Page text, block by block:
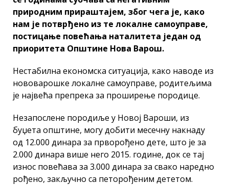
природним прираштајем, због чега је, како
нам је потврђено из те локалне самоуправе,
постицање повећања наталитета један од
приоритета Општине Нова Варош.
Нестабилна економска ситуација, како наводе из
нововарошке локалне самоуправе, родитељима
је највећа препрека за проширење породице.
Незапослене породиље у Новој Вароши, из
буџета општине, могу добити месечну накнаду
од 12.000 динара за прворођено дете, што је за
2.000 динара више него 2015. године, док се тај
износ повећава за 3.000 динара за свако наредно
рођено, закључно са петорођеним дететом.